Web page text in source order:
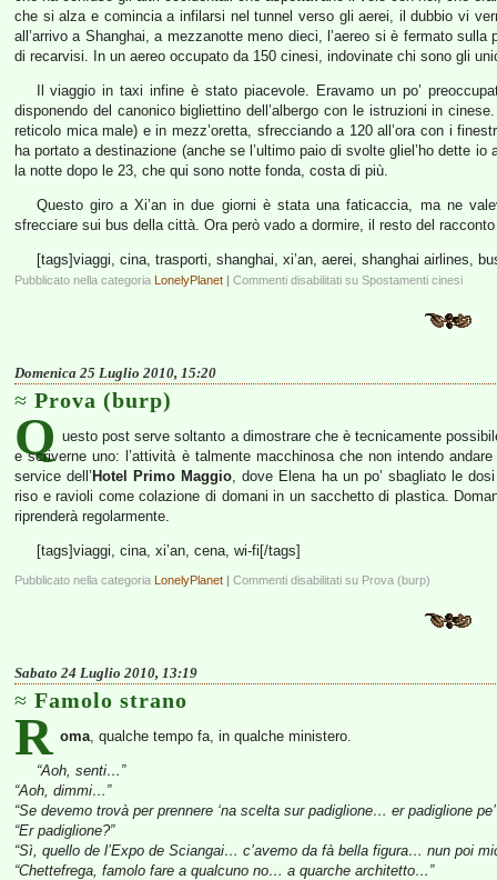
che si alza e comincia a infilarsi nel tunnel verso gli aerei, il dubbio vi
all’arrivo a Shanghai, a mezzanotte meno dieci, l’aereo si è fermato
di recarvisi. In un aereo occupato da 150 cinesi, indovinate chi sono gli
Il viaggio in taxi infine è stato piacevole. Eravamo un po’
disponendo del canonico bigliettino dell’albergo con le istruzioni in
reticolo mica male) e in mezz’oretta, sfrecciando a 120 all’ora con i
ha portato a destinazione (anche se l’ultimo paio di svolte gliel’ho dette
la notte dopo le 23, che qui sono notte fonda, costa di più.
Questo giro a Xi’an in due giorni è stata una faticaccia, ma ne
sfrecciare sui bus della città. Ora però vado a dormire, il resto del
[tags]viaggi, cina, trasporti, shanghai, xi’an, aerei, shanghai airlines,
Pubblicato nella categoria LonelyPlanet | Commenti disabilitati su Spostamenti cinesi
Domenica 25 Luglio 2010, 15:20
Prova (burp)
Q uesto post serve soltanto a dimostrare che è tecnicamente
e scriverne uno: l’attività è talmente macchinosa che non intendo
service dell’ Hotel Primo Maggio, dove Elena ha un po’ sbagliato le
riso e ravioli come colazione di domani in un sacchetto di plastica.
riprenderà regolarmente.
[tags]viaggi, cina, xi’an, cena, wi-fi[/tags]
Pubblicato nella categoria LonelyPlanet | Commenti disabilitati su Prova (burp)
Sabato 24 Luglio 2010, 13:19
Famolo strano
R oma , qualche tempo fa, in qualche ministero.
“Aoh, senti…”
“Aoh, dimmi…”
“Se devemo trovà per prennere ‘na scelta sur padiglione… er padiglione
“Er padiglione?”
“Sì, quello de l’Expo de Sciangai… c’avemo da fà bella figura… nun poi
“Chettefrega, famolo fare a qualcuno no… a quarche architetto…”